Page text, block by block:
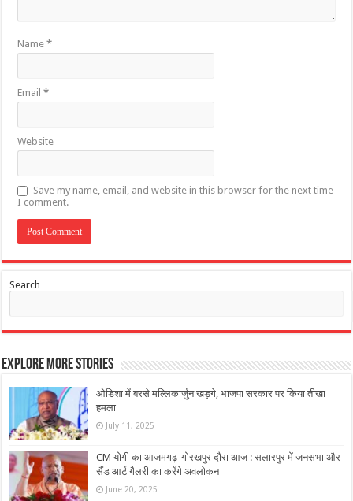
Name*
Email*
Website
Save my name, email, and website in this browser for the next time
I comment.
Search
Explore More Stories
ओडिशा में बरसे मल्लिकार्जुन खड़गे, भाजपा सरकार पर किया तीखा
हमला
July 11, 2025
CM योगी का आजमगढ़-गोरखपुर दौरा आज : सलारपुर में जनसभा और
सैंड आर्ट गैलरी का करेंगे अवलोकन
June 20, 2025